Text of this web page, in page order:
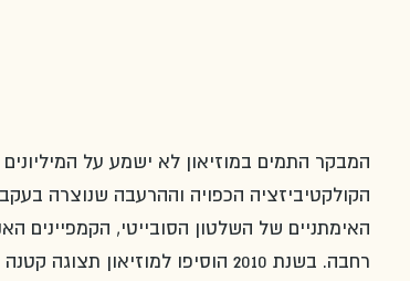
המבקר התמים במוזיאון לא ישמע על
הקולקטיביזציה הכפויה וההרעבה שנוצרה
האימתניים של השלטון הסובייטי, הקמפיינים
רחבה. בשנת 2010 הוסיפו